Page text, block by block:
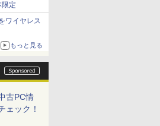
定
ワイヤレス
もっと見る
古PC情
ェック！